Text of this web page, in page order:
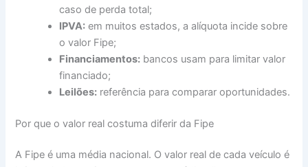
caso de perda total;
IPVA: em muitos estados, a alíquota incide sobre
o valor Fipe;
Financiamentos: bancos usam para limitar valor
financiado;
Leilões: referência para comparar oportunidades.
Por que o valor real costuma diferir da Fipe
A Fipe é uma média nacional. O valor real de cada veículo é